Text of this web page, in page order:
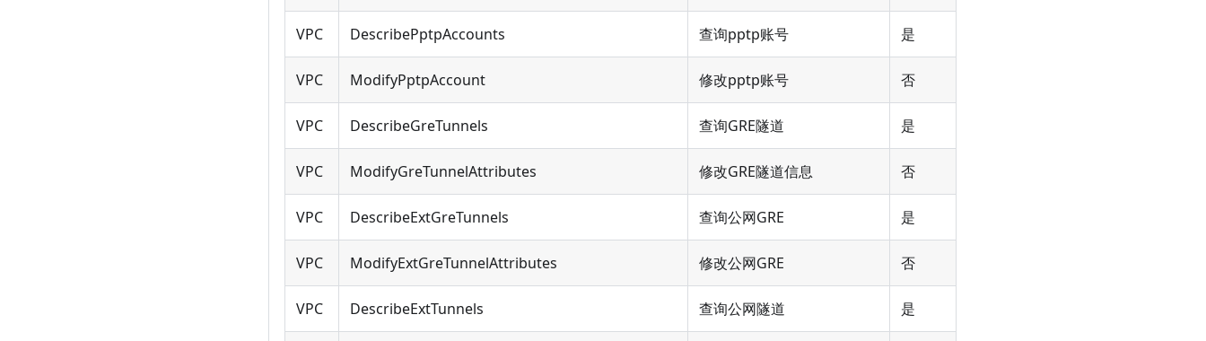
VPC DescribePptpAccounts 查询pptp账号 是
VPC ModifyPptpAccount 修改pptp账号 否
VPC DescribeGreTunnels 查询GRE隧道 是
VPC ModifyGreTunnelAttributes 修改GRE隧道信息 否
VPC DescribeExtGreTunnels 查询公网GRE 是
VPC ModifyExtGreTunnelAttributes 修改公网GRE 否
VPC DescribeExtTunnels 查询公网隧道 是